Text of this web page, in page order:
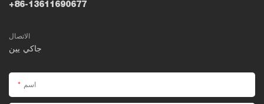
+86-13611690677
الاتصال
جاكي يين
اسم